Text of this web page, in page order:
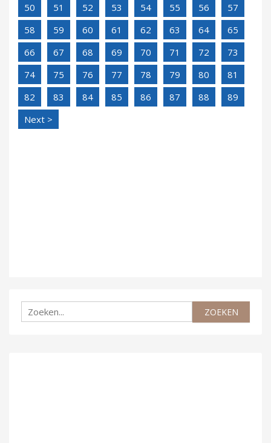
50
51 52 53 54 55 56
57
58
59 60 61 62 63 64
65
66
67 68 69 70 71 72
73
74
75 76 77 78 79 80
81
82
83 84 85 86 87 88
89
Next >